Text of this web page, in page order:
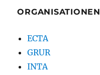
ORGANISATIONEN
ECTA
GRUR
INTA